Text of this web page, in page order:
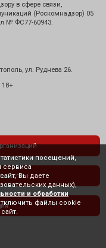
в сфере связи,
(Роскомнадзор) 05
№ ФС77-60943.
ул. Руднева 26.
посещений,
сервиса
Вы даете
данных),
и обработки
файлы cookie